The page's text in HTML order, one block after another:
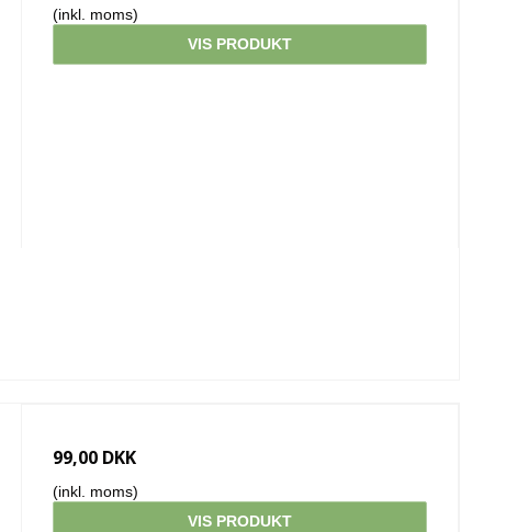
(inkl. moms)
VIS PRODUKT
99,00 DKK
(inkl. moms)
VIS PRODUKT